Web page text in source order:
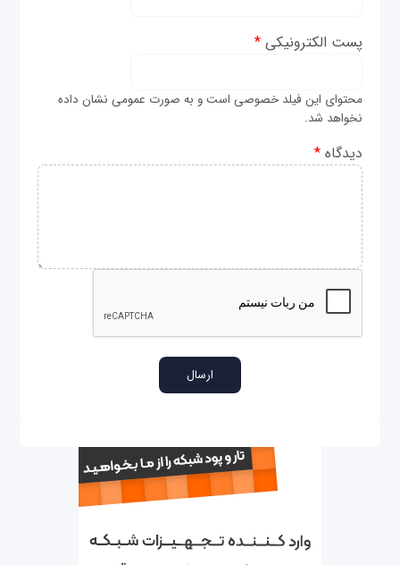
پست الکترونیکی*
محتوای این فیلد خصوصی است و به صورت عمومی نشان داده
نخواهد شد.
دیدگاه*